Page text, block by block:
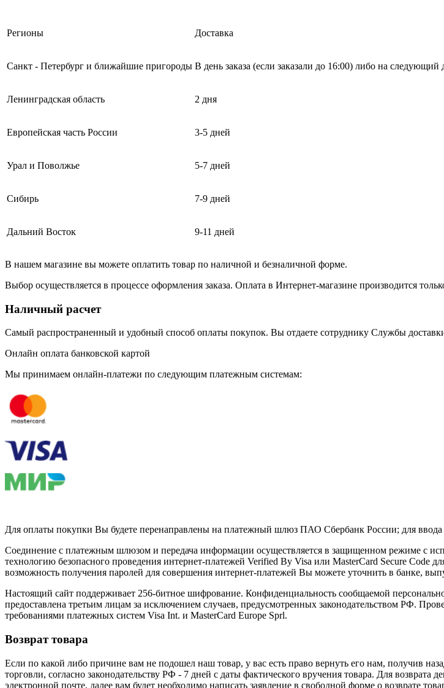
Регионы Доставка
Санкт - Петербург и ближайшие пригороды В день заказа (если заказали до 16:00) либо на следующий
Ленинградская область 2 дня
Европейская часть России 3-5 дней
Урал и Поволжье 5-7 дней
Сибирь 7-9 дней
Дальний Восток 9-11 дней
В нашем магазине вы можете оплатить товар по наличной и безналичной форме.
Выбор осуществляется в процессе оформления заказа. Оплата в Интернет-магазине производится
Наличный расчет
Самый распространенный и удобный способ оплаты покупок. Вы отдаете сотруднику Службы
Онлайн оплата банковской картой
Мы принимаем онлайн-платежи по cледующим платежным системам:
Для оплаты покупки Вы будете перенаправлены на платежный шлюз ПАО Сбербанк России; для
Соединение с платежным шлюзом и передача информации осуществляется в защищенном режиме с
технологию безопасного проведения интернет-платежей Verified By Visa или MasterCard Secure Code
возможность получения паролей для совершения интернет-платежей Вы можете уточнить в банке,
Настоящий сайт поддерживает 256-битное шифрование. Конфиденциальность сообщаемой
предоставлена третьим лицам за исключением случаев, предусмотренных законодательством РФ.
требованиями платежных систем Visa Int. и MasterCard Europe Sprl.
Возврат товара
Если по какой либо причине вам не подошел наш товар, у вас есть право вернуть его нам, получив
торговли, согласно законодательству РФ - 7 дней с даты фактического вручения товара. Для
электронной почте, далее вам будет необходимо написать заявление в свободной форме о возврате